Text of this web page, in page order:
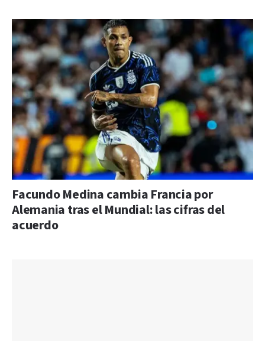
Facundo Medina cambia Francia por
Alemania tras el Mundial: las cifras del
acuerdo